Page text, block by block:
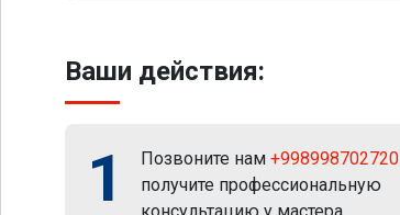
Ваши действия:
1 Позвоните нам +998998702720
получите профессиональную